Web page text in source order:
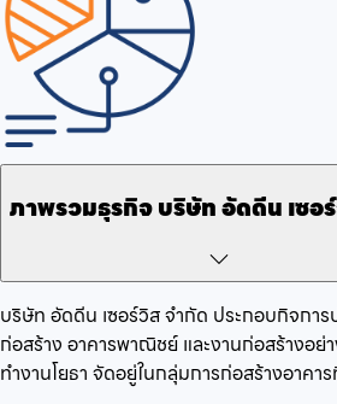
ภาพรวมธุรกิจบริษัท อัดดีน เซอ
บริษัท อัดดีน เซอร์วิส จำกัด ประกอบกิจการ
ก่อสร้าง อาคารพาณิชย์ และงานก่อสร้างอ
ทำงานโยธา จัดอยู่ในกลุ่มการก่อสร้างอาคา